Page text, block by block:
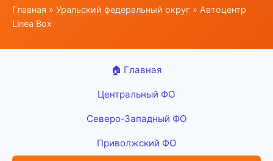
Главная » Уральский федеральный округ » Автоцентр
Linea Box
🏠 Главная
Центральный ФО
Северо-Западный ФО
Приволжский ФО